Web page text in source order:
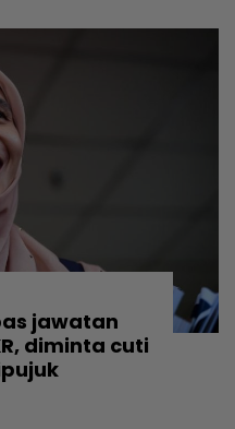
jawatan
diminta cuti